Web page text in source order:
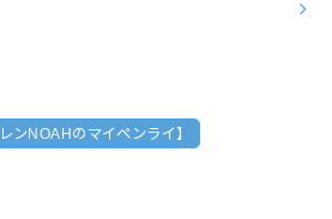
ンNOAHのマイペンライ】